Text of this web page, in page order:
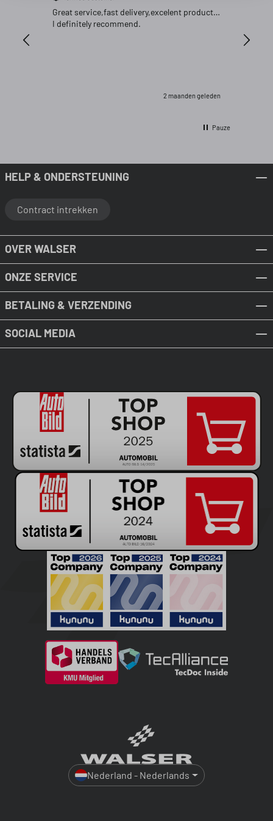
Great service,fast delivery,excelent product…
I definitely recommend.
2 maanden geleden
Pauze
HELP & ONDERSTEUNING
Contract intrekken
OVER WALSER
ONZE SERVICE
BETALING & VERZENDING
SOCIAL MEDIA
Nederland - Nederlands